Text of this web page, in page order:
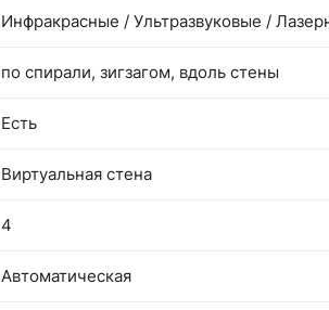
Инфракрасные / Ультразвуковые /
по спирали, зигзагом, вдоль стены
Есть
Виртуальная стена
4
Автоматическая